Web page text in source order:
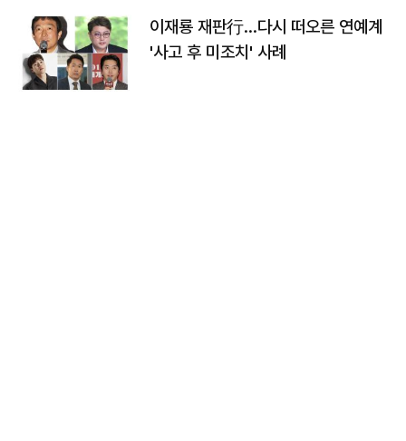
이재룡 재판行…다시 떠오른 연예계
'사고 후 미조치' 사례